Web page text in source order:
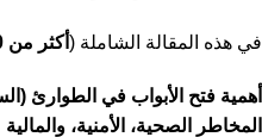
في هذه المقالة الشاملة (أكثر من 5000 كلمة
أهمية فتح الأبواب في الطوارئ
المخاطر الصحية، الأمنية، والمالية